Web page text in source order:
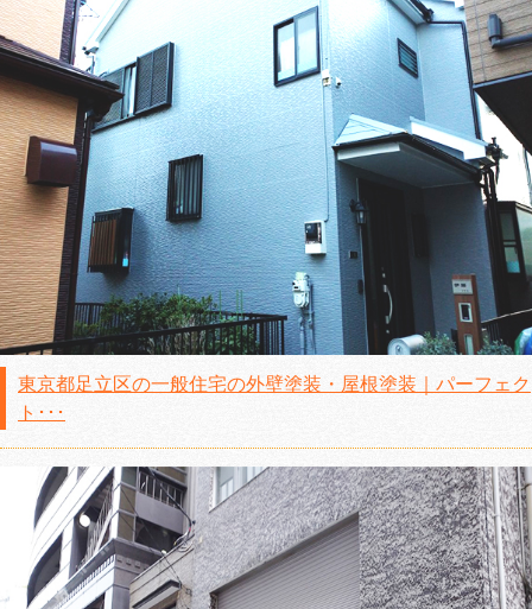
東京都足立区の一般住宅の外壁塗装・屋根塗装｜パーフェク
ト･･･